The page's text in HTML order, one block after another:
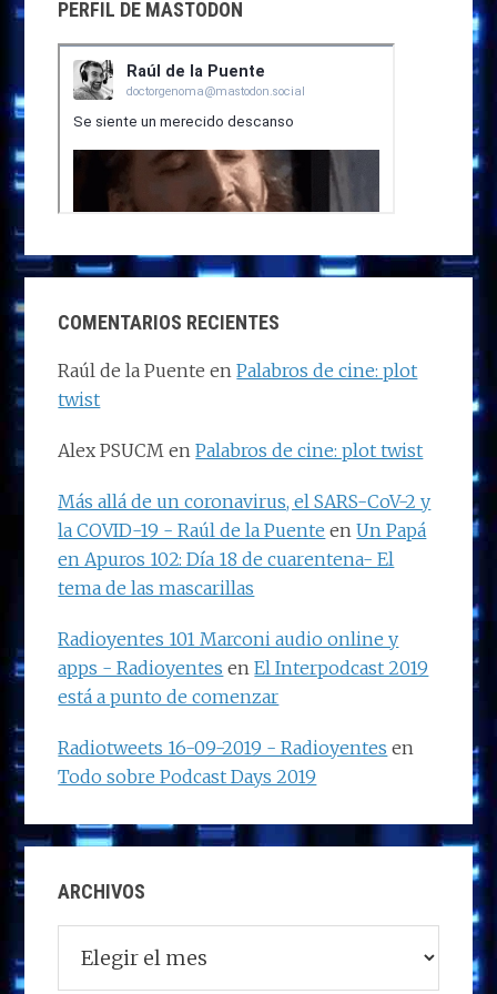
PERFIL DE MASTODON
COMENTARIOS RECIENTES
Raúl de la Puente enPalabros de cine: plot
twist
Alex PSUCM enPalabros de cine: plot twist
Más allá de un coronavirus, el SARS-CoV-2 y
la COVID-19 - Raúl de la Puente enUn Papá
en Apuros 102: Día 18 de cuarentena- El
tema de las mascarillas
Radioyentes 101 Marconi audio online y
apps - Radioyentes enEl Interpodcast 2019
está a punto de comenzar
Radiotweets 16-09-2019 - Radioyentes en
Todo sobre Podcast Days 2019
ARCHIVOS